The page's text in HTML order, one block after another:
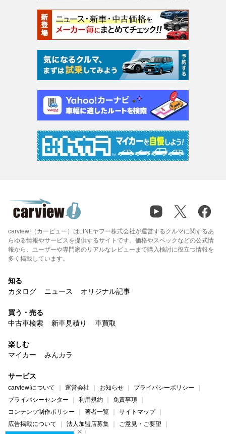
carview!（カービュー）はLINEヤフー株式会社が運営するクルマに関するあ
らゆる情報やサービスを提供するサイトです。価格やスペックなどの公式情
報から、ユーザーや専門家のリアルなレビューまで購入検討に役立つ情報を
多く掲載しています。
知る
カタログ
ニュース オリジナル記事
買う・売る
中古車検索
新車見積り 車買取
楽しむ
マイカー
みんカラ
サービス
carview!について 運営会社 お知らせ
プライバシーポリシー
プライバシーセンター
利用規約
免責事項
コンテンツ制作ポリシー
著者一覧
サイトマップ
広告掲載について
法人加盟店募集
ご意見・ご要望